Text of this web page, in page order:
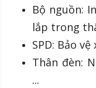
Bộ nguồn:
lắp trong
SPD: Bảo
Thân đèn:
...